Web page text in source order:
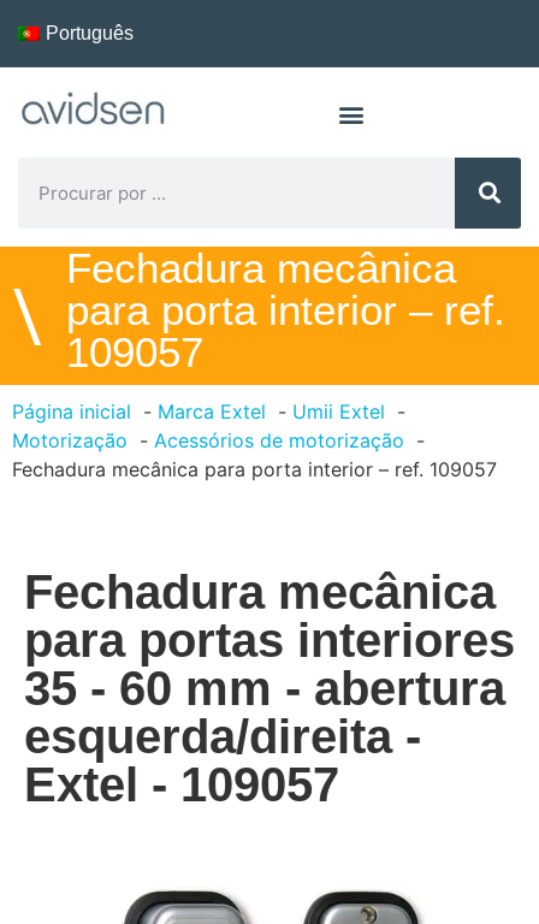
Português
\
Fechadura mecânica
para porta interior – ref.
109057
Página inicial Marca Extel
Umii Extel
Motorização
Acessórios de motorização
Fechadura mecânica para porta interior – ref. 109057
Fechadura mecânica
para portas interiores
35 - 60 mm - abertura
esquerda/direita -
Extel - 109057